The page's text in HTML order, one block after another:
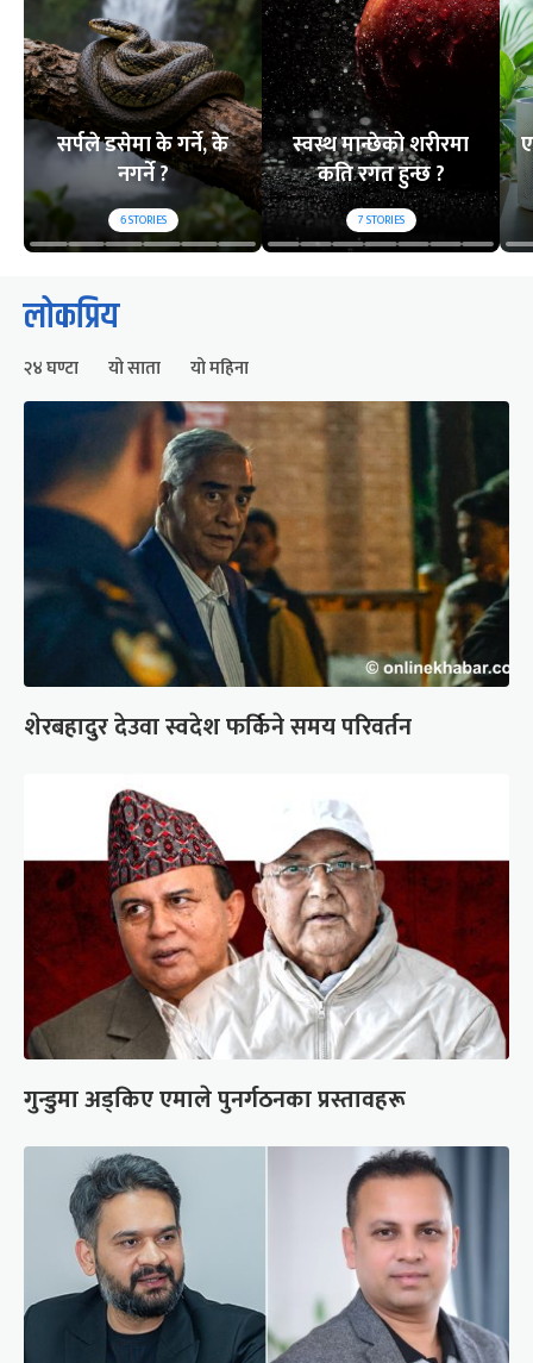
सर्पले डसेमा के गर्ने, के
नगर्ने ?
6STORIES
स्वस्थ मान्छेको शरीरमा
कति रगत हुन्छ ?
7STORIES
लोकप्रिय
२४ घण्टा यो साता यो महिना
शेरबहादुर देउवा स्वदेश फर्किने समय परिवर्तन
गुन्डुमा अड्किए एमाले पुनर्गठनका प्रस्तावहरू